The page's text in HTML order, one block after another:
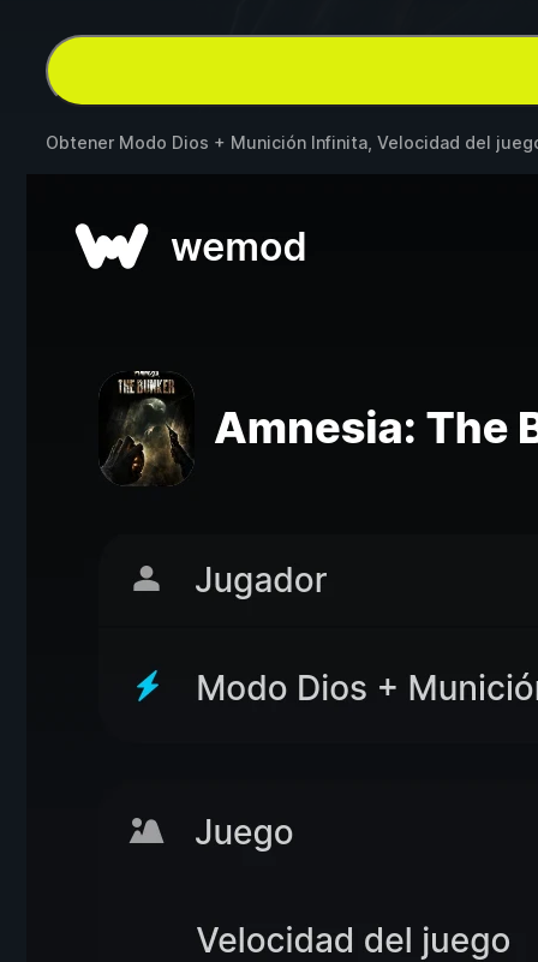
Obtener Modo Dios + Munición Infinita, Velocidad del